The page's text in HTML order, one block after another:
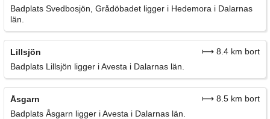
Badplats Svedbosjön, Grådöbadet ligger i Hedemora i Dalarnas
län.
Lillsjön
⟼ 8.4 km bort
Badplats Lillsjön ligger i Avesta i Dalarnas län.
Åsgarn
⟼ 8.5 km bort
Badplats Åsgarn ligger i Avesta i Dalarnas län.